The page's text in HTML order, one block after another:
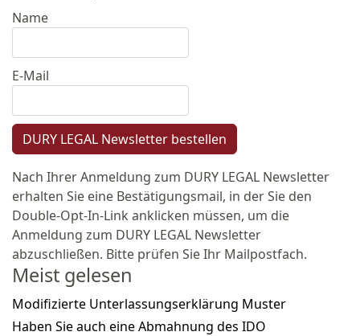
Name
E-Mail
DURY LEGAL Newsletter bestellen
Nach Ihrer Anmeldung zum DURY LEGAL Newsletter
erhalten Sie eine Bestätigungsmail, in der Sie den
Double-Opt-In-Link anklicken müssen, um die
Anmeldung zum DURY LEGAL Newsletter
abzuschließen. Bitte prüfen Sie Ihr Mailpostfach.
Meist gelesen
Modifizierte Unterlassungserklärung Muster
Haben Sie auch eine Abmahnung des IDO